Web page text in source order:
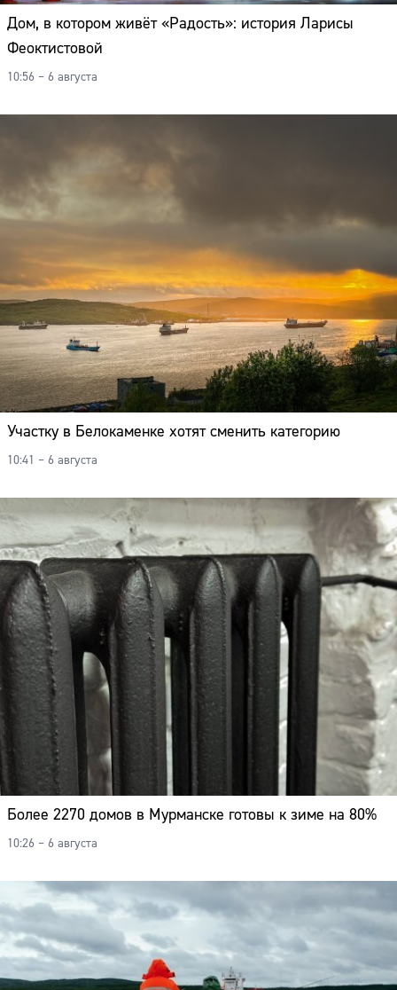
Дом, в котором живёт «Радость»: история Ларисы
Феоктистовой
10:56 – 6 августа
Участку в Белокаменке хотят сменить категорию
10:41 – 6 августа
Более 2270 домов в Мурманске готовы к зиме на 80%
10:26 – 6 августа